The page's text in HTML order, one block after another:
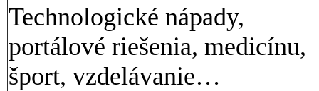
Technologické nápady,
portálové riešenia, medicínu,
šport, vzdelávanie…